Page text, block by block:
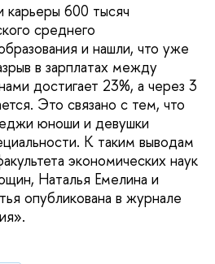
600 тысяч
среднего
и нашли, что уже
в зарплатах между
достигает 23%, а через 3
Это связано с тем, что
юноши и девушки
К таким выводам
экономических наук
Наталья Емелина и
опубликована в журнале